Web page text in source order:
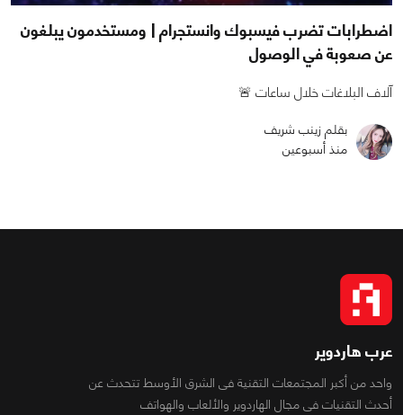
اضطرابات تضرب فيسبوك وانستجرام | ومستخدمون يبلغون
عن صعوبة في الوصول
آلاف البلاغات خلال ساعات 🚨
بقلم زينب شريف
منذ أسبوعين
عرب هاردوير
واحد من أكبر المجتمعات التقنية فى الشرق الأوسط تتحدث عن
أحدث التقنيات فى مجال الهاردوير والألعاب والهواتف